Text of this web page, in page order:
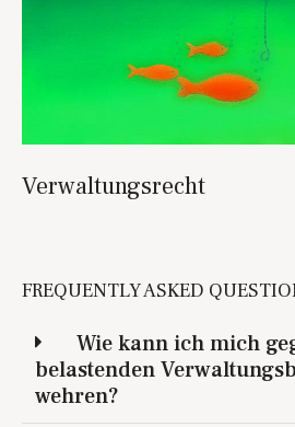
Verwaltungsrecht
FREQUENTLY ASKED
Wie kann ich mich
belastenden
wehren?